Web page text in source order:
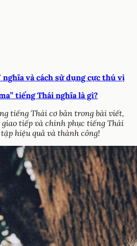
nghĩa và cách sử dụng cực thú vị
tiếng Thái nghĩa là gì?
tiếng Thái cơ bản trong bài viết,
tiếp và chinh phục tiếng Thái
hiệu quả và thành công!